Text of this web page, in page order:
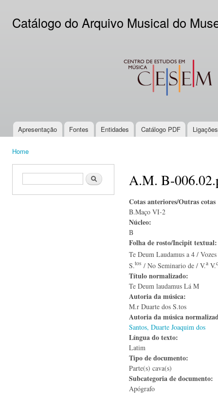
Catálogo do Arquivo Musical do
CESEM
Main menu
Apresentação Fontes Entidades Catálogo PDF
Home
Search form Search A.M. B-
Cotas anteriores/Outras
B.Maço VI-2
Núcleo:
B
Folha de rosto/Incipit
Te Deum Laudamus a 4 /
S.tos / No Seminario de / V.a V.
Título normalizado:
Te Deum laudamus Lá M
Autoria da música:
M.r Duarte dos S.tos
Autoria da música
Santos, Duarte Joaquim dos
Língua do texto:
Latim
Tipo de documento:
Parte(s) cava(s)
Subcategoria de documento:
Apógrafo